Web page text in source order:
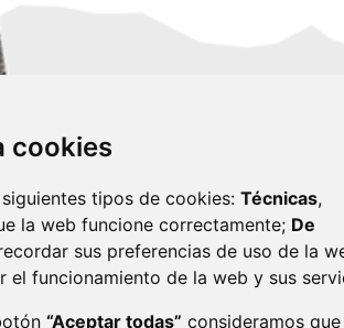
cookies
tipos de cookies: Técnicas,
la web funcione correctamente; De
sus preferencias de uso de la
el funcionamiento de la web y sus
“Aceptar todas” consideramos
monzon.es